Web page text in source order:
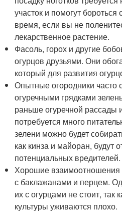
участок и помогут
время, если вы не
лекарственное растение.
Фасоль, горох и другие
огурцов друзьями. Они
который для развития
Опытные огородники часто
огуречными грядками
раньше огуречной рассады
потребуется много
зелени можно будет
как кинза и майоран, будут
потенциальных вредителей.
Хорошие взаимоотношения
с баклажанами и перцем.
их с огурцами не стоит, так
культуры уживаются плохо.